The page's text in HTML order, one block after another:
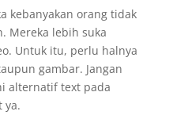
kebanyakan orang tidak
Mereka lebih suka
Untuk itu, perlu halnya
gambar. Jangan
alternatif text pada
ya.